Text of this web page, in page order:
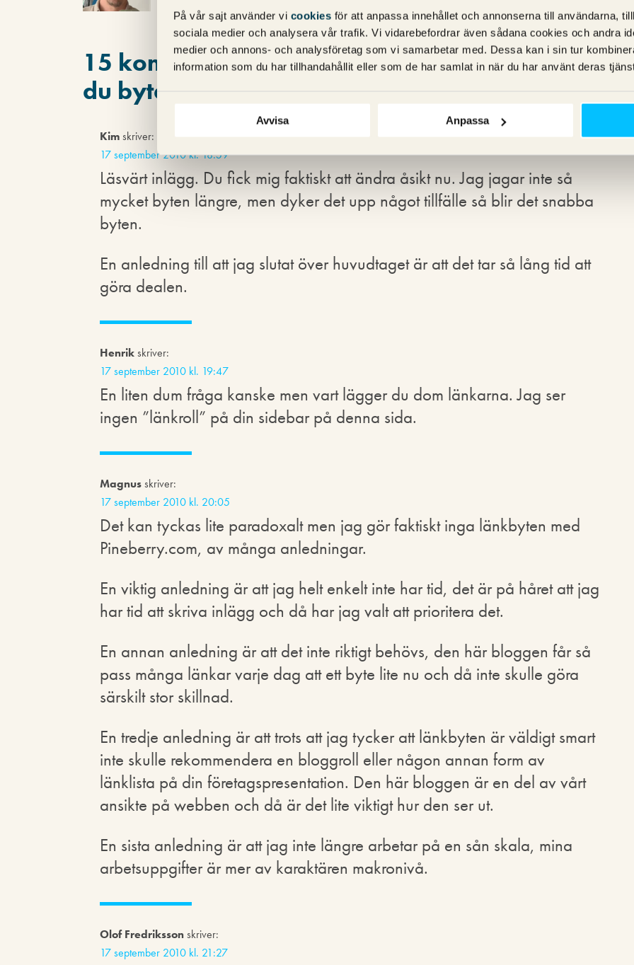
På vår sajt använder vi cookies för att anpassa innehållet och annonserna till användarna,
sociala medier och analysera vår trafik. Vi vidarebefordrar även sådana cookies och andra
medier och annons- och analysföretag som vi samarbetar med. Dessa kan i sin tur
information som du har tillhandahållit eller som de har samlat in när du har använt deras
Avvisa Anpassa
15 kommentarer på "Var inte så kräsen när
du byter länkar
Kimskriver:
17 september 2010 kl. 18:59
Läsvärt inlägg. Du fick mig faktiskt att ändra åsikt nu. Jag jagar inte så
mycket byten längre, men dyker det upp något tillfälle så blir det snabba
byten.
En anledning till att jag slutat över huvudtaget är att det tar så lång tid att
göra dealen.
Henrikskriver:
17 september 2010 kl. 19:47
En liten dum fråga kanske men vart lägger du dom länkarna. Jag ser
ingen ”länkroll” på din sidebar på denna sida.
Magnusskriver:
17 september 2010 kl. 20:05
Det kan tyckas lite paradoxalt men jag gör faktiskt inga länkbyten med
Pineberry.com, av många anledningar.
En viktig anledning är att jag helt enkelt inte har tid, det är på håret att jag
har tid att skriva inlägg och då har jag valt att prioritera det.
En annan anledning är att det inte riktigt behövs, den här bloggen får så
pass många länkar varje dag att ett byte lite nu och då inte skulle göra
särskilt stor skillnad.
En tredje anledning är att trots att jag tycker att länkbyten är väldigt smart
inte skulle rekommendera en bloggroll eller någon annan form av
länklista på din företagspresentation. Den här bloggen är en del av vårt
ansikte på webben och då är det lite viktigt hur den ser ut.
En sista anledning är att jag inte längre arbetar på en sån skala, mina
arbetsuppgifter är mer av karaktären makronivå.
Olof Fredrikssonskriver:
17 september 2010 kl. 21:27